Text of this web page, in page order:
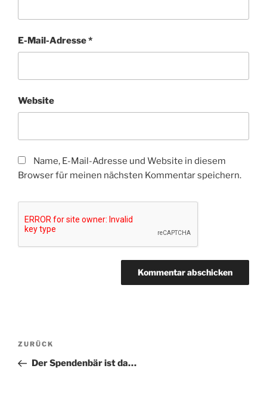
E-Mail-Adresse*
Website
Name, E-Mail-Adresse und Website in diesem
Browser für meinen nächsten Kommentar speichern.
Beitragsnavigation
Vorheriger
Beitrag
ZURÜCK
Der Spendenbär ist da…